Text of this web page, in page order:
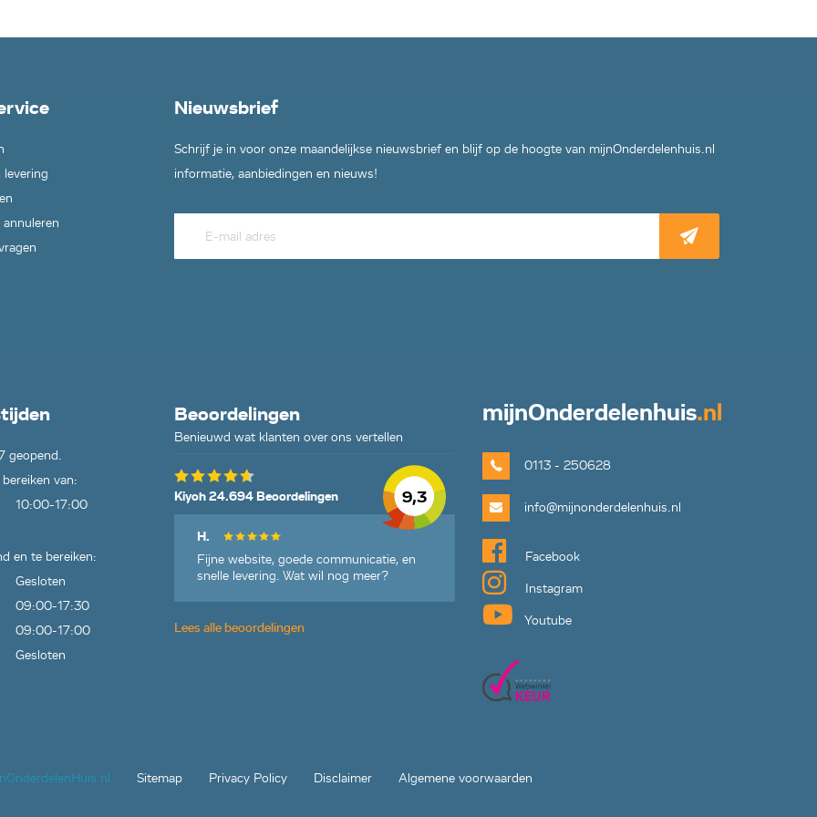
levering
Nieuwsbrief
Schrijf je in voor onze maandelijkse nieuwsbrief en blijf op de hoogte van mijnOnderdelenhuis.nl
informatie, aanbiedingen en nieuws!
geopend.
van:
10:00-17:00
en te bereiken:
Gesloten
09:00-17:30
09:00-17:00
Gesloten
Beoordelingen
Benieuwd wat klanten over ons vertellen
9,3
Kiyoh 24.694 Beoordelingen
H.
Fijne website, goede communicatie, en
snelle levering. Wat wil nog meer?
Lees alle beoordelingen
mijnOnderdelenhuis.nl
0113 - 250628
info@mijnonderdelenhuis.nl
Facebook
Instagram
Youtube
Sitemap Privacy Policy Disclaimer Algemene voorwaarden